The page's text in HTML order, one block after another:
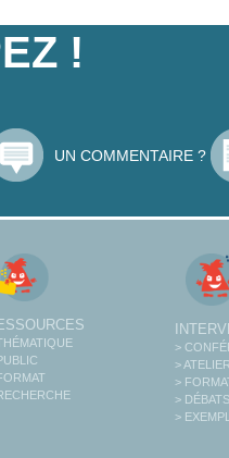
!
UN COMMENTAIRE ?
>
>
>
> DÉBATS
>